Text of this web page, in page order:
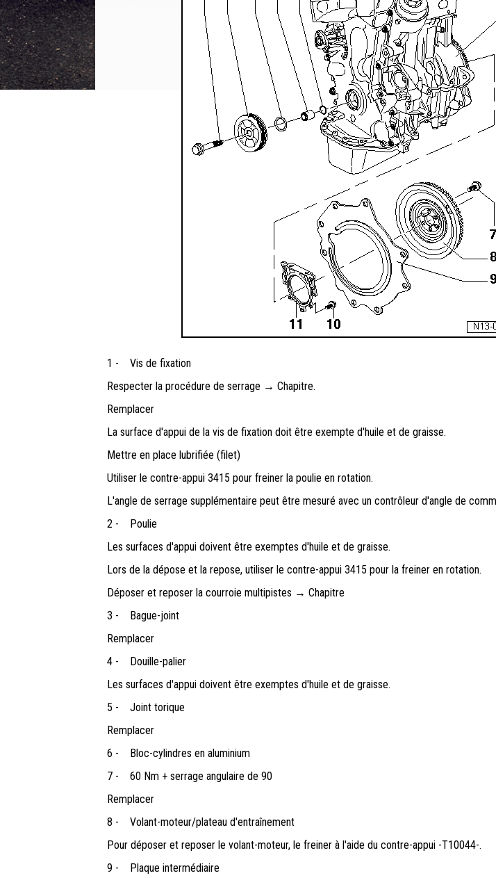
1 -
Vis de fixation
Respecter la procédure de serrage → Chapitre.
Remplacer
La surface d'appui de la vis de fixation doit être exempte d'huile et de graisse.
Mettre en place lubrifiée (filet)
Utiliser le contre-appui 3415 pour freiner la poulie en rotation.
L'angle de serrage supplémentaire peut être mesuré avec un contrôleur d'angle de
2 -
Poulie
Les surfaces d'appui doivent être exemptes d'huile et de graisse.
Lors de la dépose et la repose, utiliser le contre-appui 3415 pour la freiner en rotation.
Déposer et reposer la courroie multipistes → Chapitre
3 -
Bague-joint
Remplacer
4 -
Douille-palier
Les surfaces d'appui doivent être exemptes d'huile et de graisse.
5 -
Joint torique
Remplacer
6 -
Bloc-cylindres en aluminium
7 -
60 Nm + serrage angulaire de 90
Remplacer
8 -
Volant-moteur/plateau d'entraînement
Pour déposer et reposer le volant-moteur, le freiner à l'aide du contre-appui -T10044-.
9 -
Plaque intermédiaire